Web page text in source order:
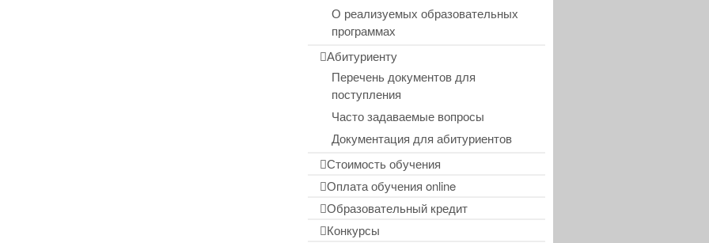
О реализуемых образовательных
программах
Абитуриенту
Перечень документов для
поступления
Часто задаваемые вопросы
Документация для абитуриентов
Стоимость обучения
Оплата обучения online
Образовательный кредит
Конкурсы